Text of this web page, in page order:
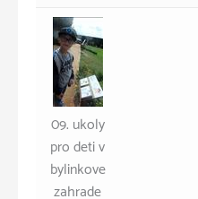
09. ukoly
pro deti v
bylinkove
zahrade